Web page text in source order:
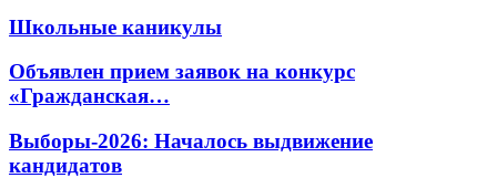
Школьные каникулы
Объявлен прием заявок на конкурс
«Гражданская…
Выборы-2026: Началось выдвижение
кандидатов